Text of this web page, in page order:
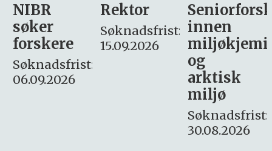
Rektor
Søknadsfrist:
15.09.2026
Seniorforsker
innen
miljøkjemi
søker
– fast
Søknadsfrist:
16. august.